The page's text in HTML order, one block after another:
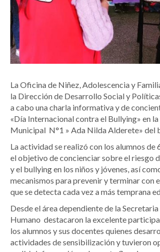
La Oficina de Niñez, Adolescencia y
la Dirección de Desarrollo Social y
a cabo una charla informativa y de
«Día Internacional contra el Bullying» en
Municipal N°1 » Ada Nilda Alderete» del
La actividad se realizó con los alumnos de
el objetivo de concienciar sobre el riesgo
y el bullying en los niños y jóvenes, así
mecanismos para prevenir y terminar con
que se detecta cada vez a más temprana
Desde el área dependiente de la
Humano destacaron la excelente
los alumnos y sus docentes quienes
actividades de sensibilización y tuvieron